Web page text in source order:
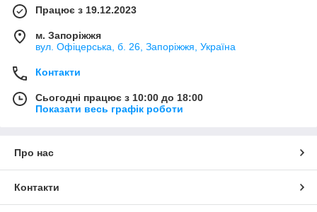
Працює з 19.12.2023
м. Запоріжжя
вул. Офіцерська, б. 26, Запоріжжя, Україна
Контакти
Сьогодні працює з 10:00 до 18:00
Показати весь графік роботи
Про нас
Контакти